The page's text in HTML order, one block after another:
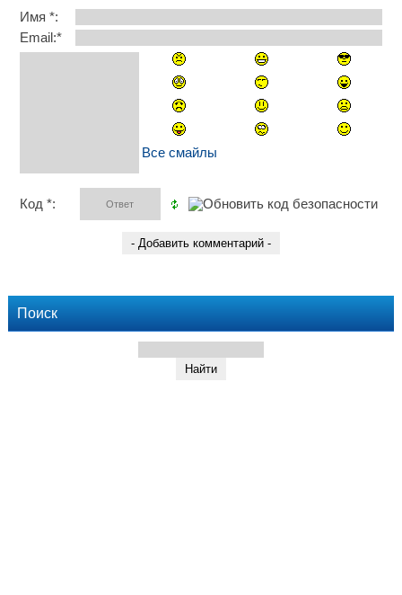
Имя *:
Email:*
Все смайлы
Код *:
Поиск